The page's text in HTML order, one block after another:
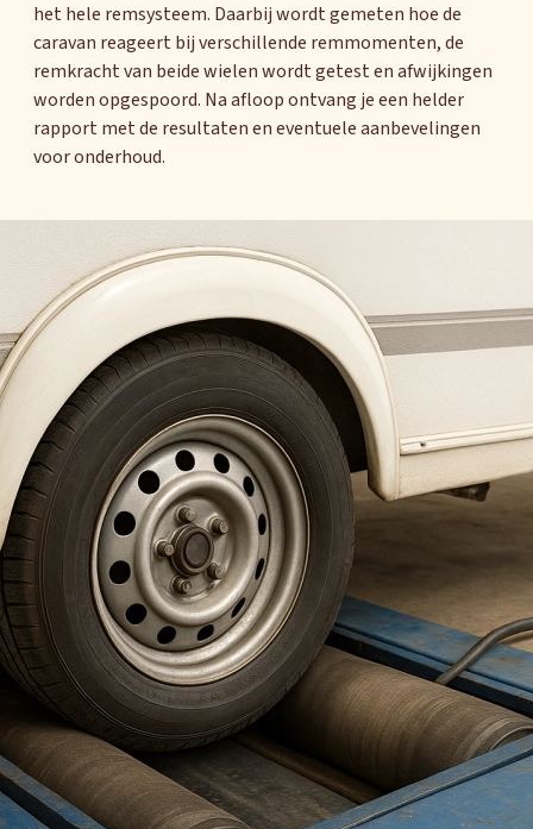
het hele remsysteem. Daarbij wordt gemeten hoe de
caravan reageert bij verschillende remmomenten, de
remkracht van beide wielen wordt getest en afwijkingen
worden opgespoord. Na afloop ontvang je een helder
rapport met de resultaten en eventuele aanbevelingen
voor onderhoud.
Eura Mobil